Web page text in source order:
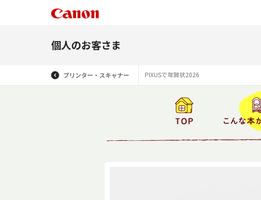
個人のお客さま
プリンター・スキャナー PIXUSで年賀状2026